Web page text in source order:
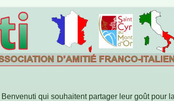
qui souhaitent partager leur goût pour la